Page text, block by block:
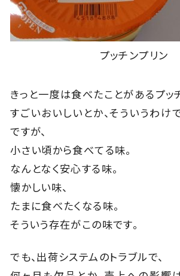
プッチンプリン
きっと一度は食べたことがあるプッ
すごいおいしいとか、そういうわけ
ですが、
小さい頃から食べてる味。
なんとなく安心する味。
懐かしい味、
たまに食べたくなる味。
そういう存在がこの味です。
でも、出荷システムのトラブルで、